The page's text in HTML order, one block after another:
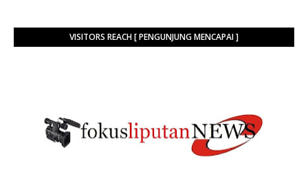
VISITORS REACH [ PENGUNJUNG MENCAPAI ]